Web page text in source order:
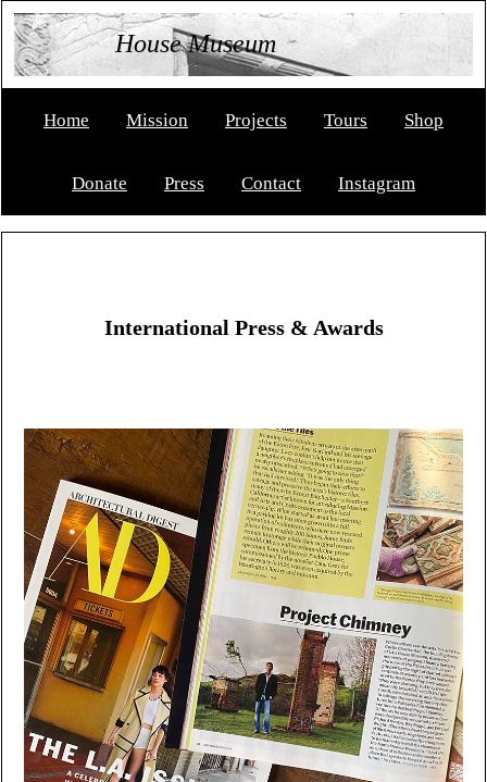
House Museum
Home Mission Projects Tours Shop
Donate Press Contact Instagram
International Press & Awards